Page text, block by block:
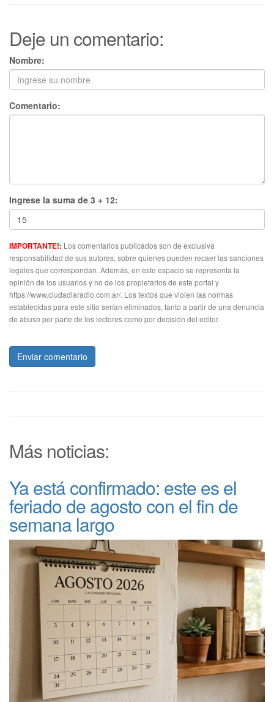
Deje un comentario:
Nombre:
Comentario:
Ingrese la suma de 3 + 12:
IMPORTANTE!: Los comentarios publicados son de exclusiva
responsabilidad de sus autores, sobre quienes pueden recaer las sanciones
legales que correspondan. Además, en este espacio se representa la
opinión de los usuarios y no de los propietarios de este portal y
https://www.ciudadlaradio.com.ar/. Los textos que violen las normas
establecidas para este sitio serían eliminados, tanto a partir de una denuncia
de abuso por parte de los lectores como por decisión del editor.
Enviar comentario
Más noticias:
Ya está confirmado: este es el
feriado de agosto con el fin de
semana largo